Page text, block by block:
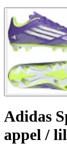
Adidas
appel /